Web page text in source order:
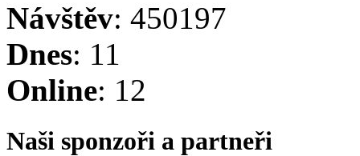
Návštěv: 450197
Dnes: 11
Online: 12
Naši sponzoři a partneři